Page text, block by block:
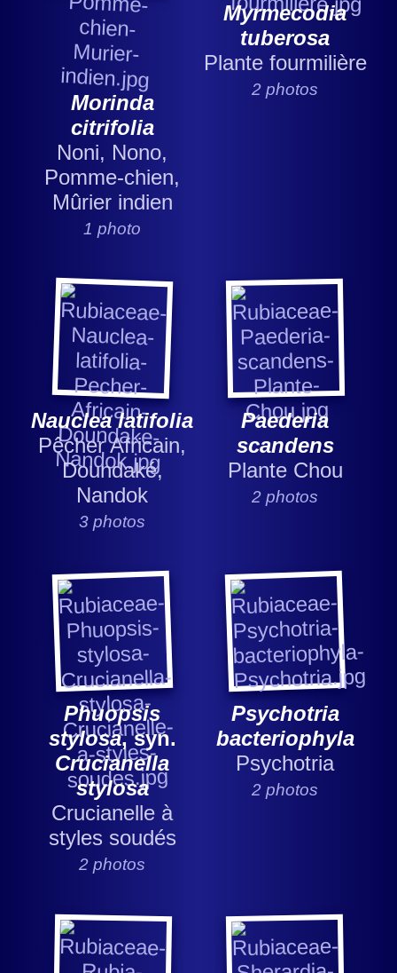
Morinda
citrifolia
Noni, Nono,
Pomme-chien,
Mûrier indien
1 photo
Myrmecodia
tuberosa
Plante fourmilière
2 photos
Nauclea latifolia
Pêcher Africain,
Doundaké,
Nandok
3 photos
Paederia
scandens
Plante Chou
2 photos
Phuopsis
stylosa, syn.
Crucianella
stylosa
Crucianelle à
styles soudés
2 photos
Psychotria
bacteriophyla
Psychotria
2 photos